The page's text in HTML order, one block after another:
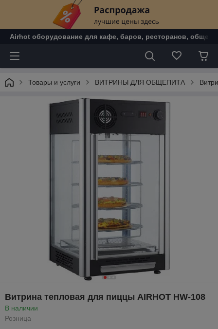
Airhot оборудование для кафе, баров, ресторанов,
Товары и услуги ВИТРИНЫ ДЛЯ ОБЩЕПИТА
Витрина тепловая для пиццы AIRHOT HW-108
В наличии
Розница